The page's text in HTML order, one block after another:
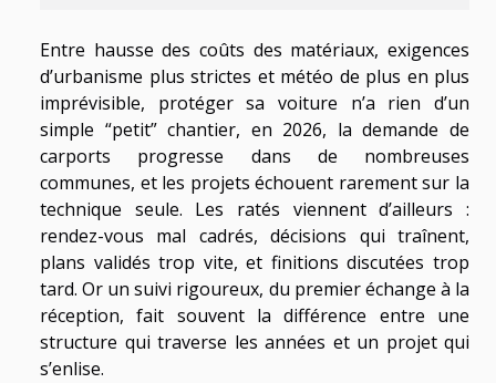
Entre hausse des coûts des matériaux, exigences
d’urbanisme plus strictes et météo de plus en plus
imprévisible, protéger sa voiture n’a rien d’un
simple “petit” chantier, en 2026, la demande de
carports progresse dans de nombreuses
communes, et les projets échouent rarement sur la
technique seule. Les ratés viennent d’ailleurs :
rendez-vous mal cadrés, décisions qui traînent,
plans validés trop vite, et finitions discutées trop
tard. Or un suivi rigoureux, du premier échange à la
réception, fait souvent la différence entre une
structure qui traverse les années et un projet qui
s’enlise.